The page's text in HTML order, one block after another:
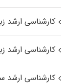
کارشناسی ارشد
کارشناسی ارشد
کارشناسی ارشد